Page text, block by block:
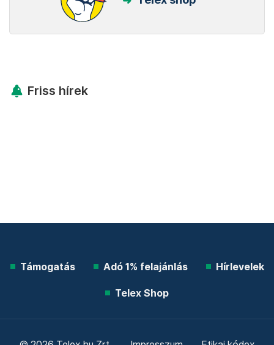
Friss hírek
Támogatás Adó 1% felajánlás Hírlevelek
Telex Shop